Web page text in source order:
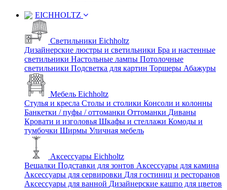
EICHHOLTZ
Светильники Eichholtz
Дизайнерские люстры и светильники Бра и настенные
светильники Настольные лампы Потолочные
светильники Подсветка для картин Торшеры Абажуры
Мебель Eichholtz
Стулья и кресла Столы и столики Консоли и колонны
Банкетки / пуфы / оттоманки Оттоманки Диваны
Кровати и изголовья Шкафы и стеллажи Комоды и
тумбочки Ширмы Уличная мебель
Аксессуары Eichholtz
Вешалки Подставки для зонтов Аксессуары для камина
Аксессуары для сервировки Для гостиниц и ресторанов
Аксессуары для ванной Дизайнерские кашпо для цветов